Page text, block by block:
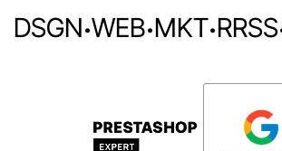
DSGN·WEB·MKT·RRSS